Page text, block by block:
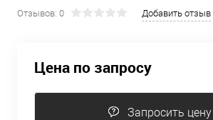
Отзывов: 0 Добавить отзыв
Цена по запросу
Запросить цену